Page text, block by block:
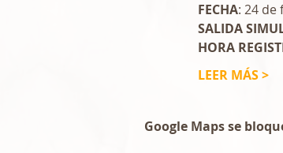
FECHA: 24 de
SALIDA
HORA
LEER MÁS >
Google Maps se